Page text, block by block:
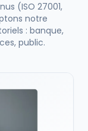
(ISO 27001,
notre
: banque,
public.